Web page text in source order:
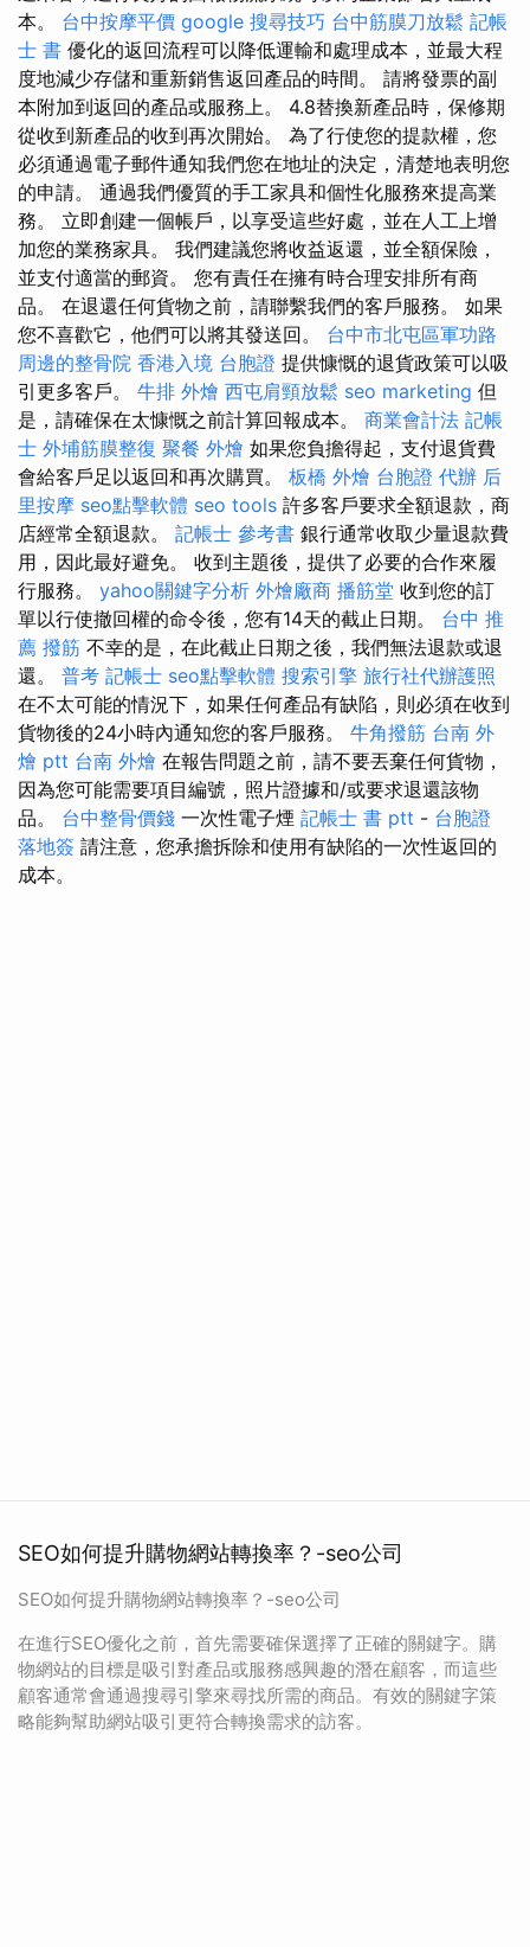
本。 台中按摩平價 google 搜尋技巧 台中筋膜刀放鬆 記帳
士 書 優化的返回流程可以降低運輸和處理成本，並最大程
度地減少存儲和重新銷售返回產品的時間。 請將發票的副
本附加到返回的產品或服務上。 4.8替換新產品時，保修期
從收到新產品的收到再次開始。 為了行使您的提款權，您
必須通過電子郵件通知我們您在地址的決定，清楚地表明您
的申請。 通過我們優質的手工家具和個性化服務來提高業
務。 立即創建一個帳戶，以享受這些好處，並在人工上增
加您的業務家具。 我們建議您將收益返還，並全額保險，
並支付適當的郵資。 您有責任在擁有時合理安排所有商
品。 在退還任何貨物之前，請聯繫我們的客戶服務。 如果
您不喜歡它，他們可以將其發送回。 台中市北屯區軍功路
周邊的整骨院 香港入境 台胞證 提供慷慨的退貨政策可以吸
引更多客戶。 牛排 外燴 西屯肩頸放鬆 seo marketing 但
是，請確保在太慷慨之前計算回報成本。 商業會計法 記帳
士 外埔筋膜整復 聚餐 外燴 如果您負擔得起，支付退貨費
會給客戶足以返回和再次購買。 板橋 外燴 台胞證 代辦 后
里按摩 seo點擊軟體 seo tools 許多客戶要求全額退款，商
店經常全額退款。 記帳士 參考書 銀行通常收取少量退款費
用，因此最好避免。 收到主題後，提供了必要的合作來履
行服務。 yahoo關鍵字分析 外燴廠商 播筋堂 收到您的訂
單以行使撤回權的命令後，您有14天的截止日期。 台中 推
薦 撥筋 不幸的是，在此截止日期之後，我們無法退款或退
還。 普考 記帳士 seo點擊軟體 搜索引擎 旅行社代辦護照
在不太可能的情況下，如果任何產品有缺陷，則必須在收到
貨物後的24小時內通知您的客戶服務。 牛角撥筋 台南 外
燴 ptt 台南 外燴 在報告問題之前，請不要丟棄任何貨物，
因為您可能需要項目編號，照片證據和/或要求退還該物
品。 台中整骨價錢 一次性電子煙 記帳士 書 ptt - 台胞證
落地簽 請注意，您承擔拆除和使用有缺陷的一次性返回的
成本。
SEO如何提升購物網站轉換率？-seo公司
SEO如何提升購物網站轉換率？-seo公司
在進行SEO優化之前，首先需要確保選擇了正確的關鍵字。購
物網站的目標是吸引對產品或服務感興趣的潛在顧客，而這些
顧客通常會通過搜尋引擎來尋找所需的商品。有效的關鍵字策
略能夠幫助網站吸引更符合轉換需求的訪客。